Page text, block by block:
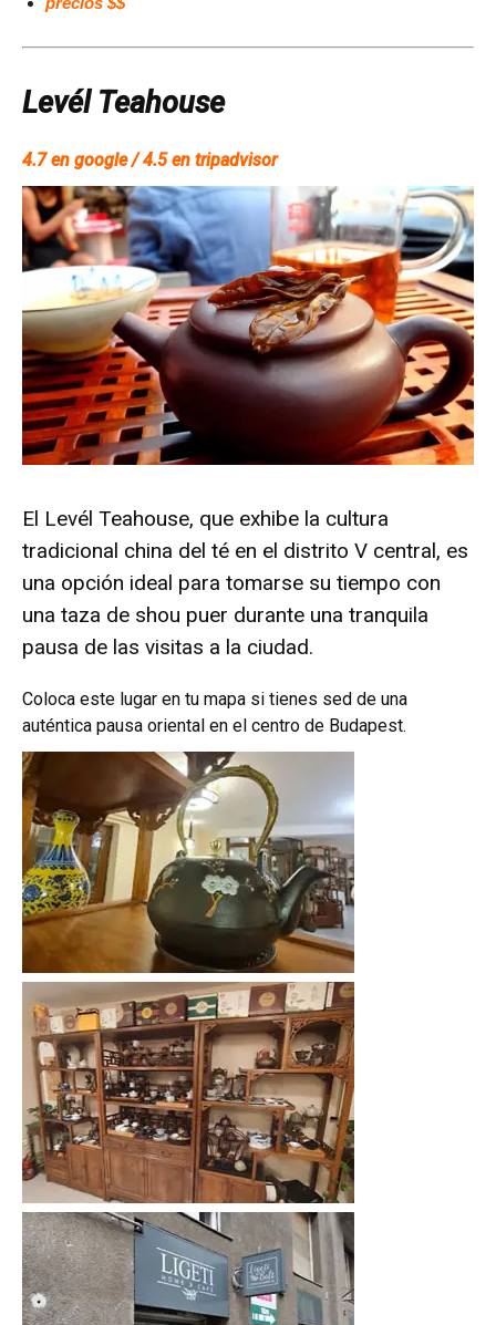
Levél Teahouse
4.7 en google / 4.5 en tripadvisor
El Levél Teahouse, que exhibe la cultura
tradicional china del té en el distrito V central, es
una opción ideal para tomarse su tiempo con
una taza de shou puer durante una tranquila
pausa de las visitas a la ciudad.
Coloca este lugar en tu mapa si tienes sed de una
auténtica pausa oriental en el centro de Budapest.